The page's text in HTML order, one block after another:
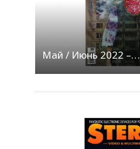
Май / Июнь 2022 –…